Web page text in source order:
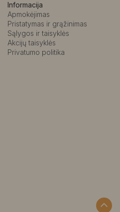
Informacija
Apmokėjimas
Pristatymas ir grąžinimas
Sąlygos ir taisyklės
Akcijų taisyklės
Privatumo politika